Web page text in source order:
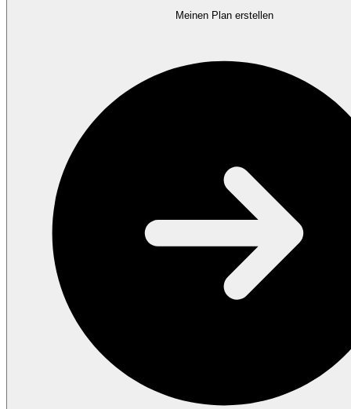
Meinen Plan erstellen